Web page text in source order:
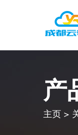
产
主页 >